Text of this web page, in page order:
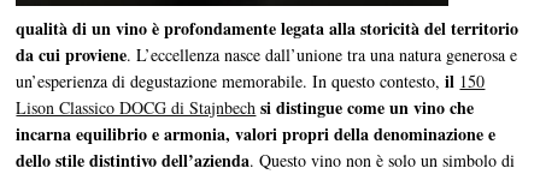
qualità di un vino è profondamente legata alla storicità del territorio
da cui proviene. L’eccellenza nasce dall’unione tra una natura generosa e
un’esperienza di degustazione memorabile. In questo contesto,il 150
Lison Classico DOCG di Stajnbech si distingue come un vino che
incarna equilibrio e armonia, valori propri della denominazione e
dello stile distintivo dell’azienda. Questo vino non è solo un simbolo di